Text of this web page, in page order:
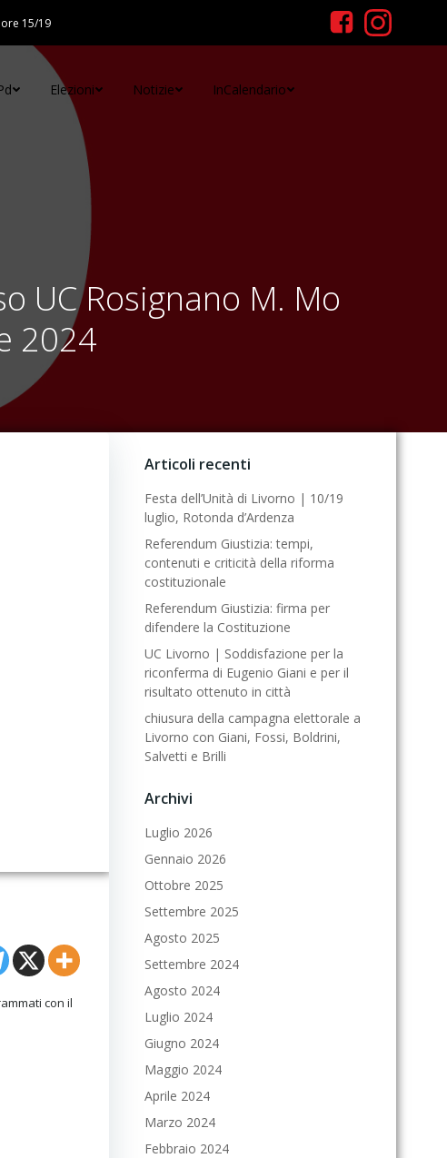
15/19
Elezioni Notizie InCalendario
UC Rosignano M. Mo
2024
con il
Articoli recenti
Festa dell’Unità di Livorno | 10/19
luglio, Rotonda d’Ardenza
Referendum Giustizia: tempi,
contenuti e criticità della riforma
costituzionale
Referendum Giustizia: firma per
difendere la Costituzione
UC Livorno | Soddisfazione per la
riconferma di Eugenio Giani e per il
risultato ottenuto in città
chiusura della campagna elettorale a
Livorno con Giani, Fossi, Boldrini,
Salvetti e Brilli
Archivi
Luglio 2026
Gennaio 2026
Ottobre 2025
Settembre 2025
Agosto 2025
Settembre 2024
Agosto 2024
Luglio 2024
Giugno 2024
Maggio 2024
Aprile 2024
Marzo 2024
Febbraio 2024